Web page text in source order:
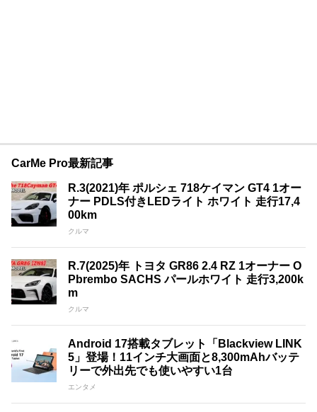
CarMe Pro最新記事
R.3(2021)年 ポルシェ 718ケイマン GT4 1オー
ナー PDLS付きLEDライト ホワイト 走行17,4
00km
クルマ
R.7(2025)年 トヨタ GR86 2.4 RZ 1オーナー O
Pbrembo SACHS パールホワイト 走行3,200k
m
クルマ
Android 17搭載タブレット「Blackview LINK
5」登場！11インチ大画面と8,300mAhバッテ
リーで外出先でも使いやすい1台
エンタメ